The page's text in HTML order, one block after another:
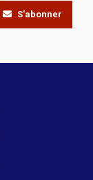
S'abonner